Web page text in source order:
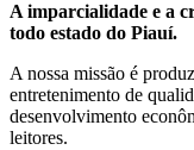
A imparcialidade e a
todo estado do Piauí.
A nossa missão é
entretenimento de
desenvolvimento
leitores.